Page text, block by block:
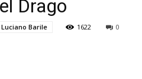
d'Italia
Drago
Luciano Barile 1622 0